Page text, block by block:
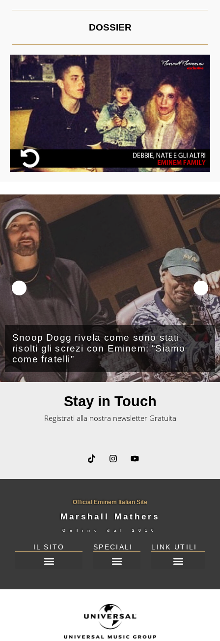
DOSSIER
Snippet nuova canzone Give Me The
Ball
Stay in Touch
Registrati alla nostra newsletter Gratuita
Official Eminem Italian Site
Marshall Mathers
Online dal 2010
IL SITO SPECIALI LINK UTILI